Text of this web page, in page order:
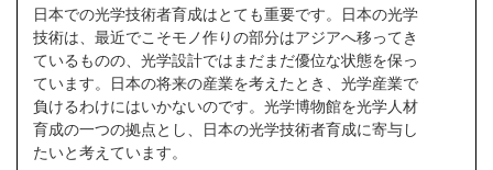
日本での光学技術者育成はとても重要です。日本の光学
技術は、最近でこそモノ作りの部分はアジアへ移ってき
ているものの、光学設計ではまだまだ優位な状態を保っ
ています。日本の将来の産業を考えたとき、光学産業で
負けるわけにはいかないのです。光学博物館を光学人材
育成の一つの拠点とし、日本の光学技術者育成に寄与し
たいと考えています。